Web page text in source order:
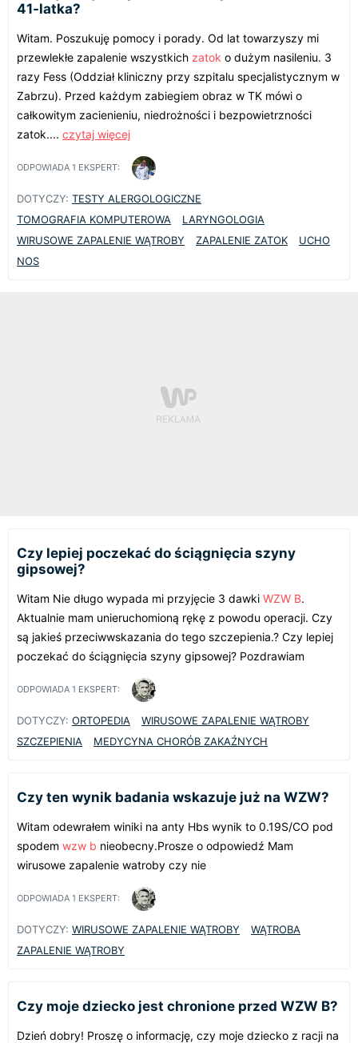
41-latka?
Witam. Poszukuję pomocy i porady. Od lat towarzyszy mi
przewlekłe zapalenie wszystkich zatok o dużym nasileniu. 3
razy Fess (Oddział kliniczny przy szpitalu specjalistycznym w
Zabrzu). Przed każdym zabiegiem obraz w TK mówi o
całkowitym zacienieniu, niedrożności i bezpowietrzności
zatok.... czytaj więcej
ODPOWIADA 1 EKSPERT:
DOTYCZY: TESTY ALERGOLOGICZNE
TOMOGRAFIA KOMPUTEROWA
LARYNGOLOGIA
WIRUSOWE ZAPALENIE WĄTROBY
ZAPALENIE ZATOK
UCHO
NOS
Czy lepiej poczekać do ściągnięcia szyny
gipsowej?
Witam Nie długo wypada mi przyjęcie 3 dawki WZW B.
Aktualnie mam unieruchomioną rękę z powodu operacji. Czy
są jakieś przeciwwskazania do tego szczepienia.? Czy lepiej
poczekać do ściągnięcia szyny gipsowej? Pozdrawiam
ODPOWIADA 1 EKSPERT:
DOTYCZY: ORTOPEDIA
WIRUSOWE ZAPALENIE WĄTROBY
SZCZEPIENIA
MEDYCYNA CHORÓB ZAKAŹNYCH
Czy ten wynik badania wskazuje już na WZW?
Witam odewrałem winiki na anty Hbs wynik to 0.19S/CO pod
spodem wzw b nieobecny.Prosze o odpowiedź Mam
wirusowe zapalenie watroby czy nie
ODPOWIADA 1 EKSPERT:
DOTYCZY: WIRUSOWE ZAPALENIE WĄTROBY
WĄTROBA
ZAPALENIE WĄTROBY
Czy moje dziecko jest chronione przed WZW B?
Dzień dobry! Proszę o informację, czy moje dziecko z racji na